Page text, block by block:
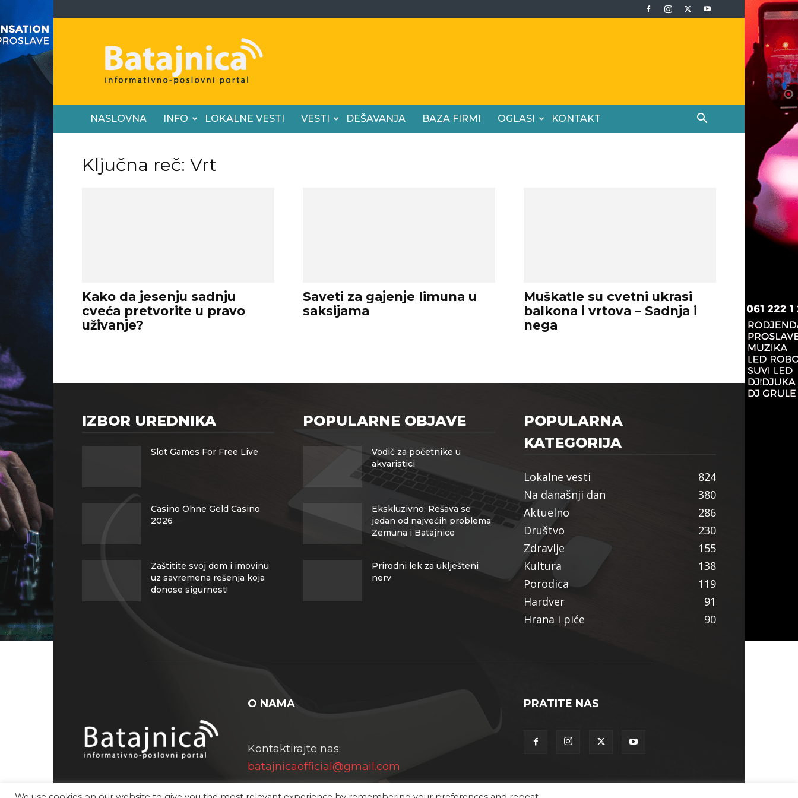
Batajnica
NASLOVNA INFO LOKALNE VESTI VESTI DEŠAVANJA BAZA FIRMI OGLASI KONTAKT
Ključna reč: Vrt
Kako da jesenju sadnju
cveća pretvorite u pravo
uživanje?
Saveti za gajenje limuna u
saksijama
Muškatle su cvetni ukrasi
balkona i vrtova – Sadnja i
nega
IZBOR UREDNIKA
Slot Games For Free Live
Casino Ohne Geld Casino
2026
Zaštitite svoj dom i imovinu
uz savremena rešenja koja
donose sigurnost!
POPULARNE OBJAVE
Vodič za početnike u
akvaristici
Ekskluzivno: Rešava se
jedan od najvećih problema
Zemuna i Batajnice
Prirodni lek za uklješteni
nerv
POPULARNA
KATEGORIJA
Lokalne vesti
824
Na današnji dan
380
Aktuelno
286
Društvo
230
Zdravlje
155
Kultura
138
Porodica
119
Hardver
91
Hrana i piće
90
O NAMA
Kontaktirajte nas:
batajnicaofficial@gmail.com
PRATITE NAS